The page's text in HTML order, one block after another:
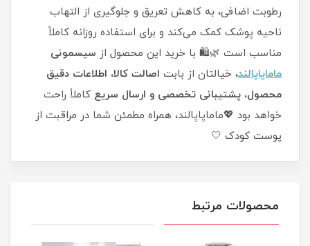
رطوبت اضافی، به کاهش تعریق و جلوگیری از التهاب
ناحیه پوشک کمک می‌کند و برای استفاده روزانه کاملاً
مناسب است 🌿🛍️ با خرید این محصول از سیسمونی
ماماپاپالند، خیالتان از بابت اصالت کالا، اطلاعات دقیق
محصول، پشتیبانی تخصصی و ارسال سریع کاملاً راحت
خواهد بود 💖ماماپاپالند، همراه مطمئن شما در مراقبت از
پوست کودک 🤍
محصولات مرتبط